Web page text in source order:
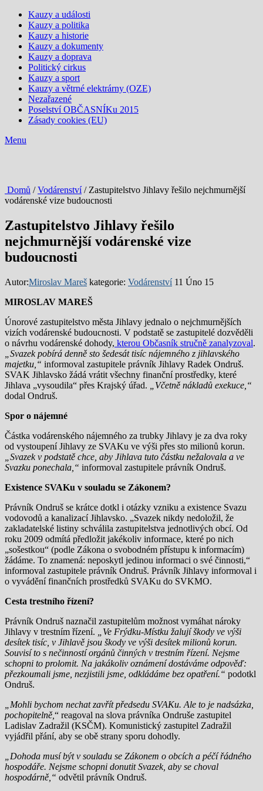
Kauzy a události
Kauzy a politika
Kauzy a historie
Kauzy a dokumenty
Kauzy a doprava
Politický cirkus
Kauzy a sport
Kauzy a větrné elektrárny (OZE)
Nezařazené
Poselství OBČASNÍKu 2015
Zásady cookies (EU)
Menu
Domů /Vodárenství/ Zastupitelstvo Jihlavy řešilo nejchmurnější
vodárenské vize budoucnosti
Zastupitelstvo Jihlavy řešilo
nejchmurnější vodárenské vize
budoucnosti
Autor:Miroslav Mareš kategorie: Vodárenství 11 Úno 15
MIROSLAV MAREŠ
Únorové zastupitelstvo města Jihlavy jednalo o nejchmurnějších
vizích vodárenské budoucnosti. V podstatě se zastupitelé dozvěděli
o návrhu vodárenské dohody, kterou Občasník stručně zanalyzoval.
„Svazek pobírá denně sto šedesát tisíc nájemného z jihlavského
majetku,“ informoval zastupitele právník Jihlavy Radek Ondruš.
SVAK Jihlavsko žádá vrátit všechny finanční prostředky, které
Jihlava „vysoudila“ přes Krajský úřad.
„Včetně nákladů exekuce,“
dodal Ondruš.
Spor o nájemné
Částka vodárenského nájemného za trubky Jihlavy je za dva roky
od vystoupení Jihlavy ze SVAKu ve výši přes sto milionů korun.
„Svazek v podstatě chce, aby Jihlava tuto částku nežalovala a ve
Svazku ponechala,“ informoval zastupitele právník Ondruš.
Existence SVAKu v souladu se Zákonem?
Právník Ondruš se krátce dotkl i otázky vzniku a existence Svazu
vodovodů a kanalizací Jihlavsko. „Svazek nikdy nedoložil, že
zakladatelské listiny schválila zastupitelstva jednotlivých obcí. Od
roku 2009 odmítá předložit jakékoliv informace, které po nich
„sošestkou“ (podle Zákona o svobodném přístupu k informacím)
žádáme. To znamená: neposkytl jedinou informaci o své činnosti,“
informoval zastupitele právník Ondruš. Právník Jihlavy informoval i
o vyvádění finančních prostředků SVAKu do SVKMO.
Cesta trestního řízení?
Právník Ondruš naznačil zastupitelům možnost vymáhat nároky
Jihlavy v trestním řízení.
„Ve Frýdku-Místku žalují škody ve výši
desítek tisíc, v Jihlavě jsou škody ve výši desítek milionů korun.
Souvisí to s nečinností orgánů činných v trestním řízení. Nejsme
schopni to prolomit. Na jakákoliv oznámení dostáváme odpověď:
přezkoumali jsme, nezjistili jsme, odkládáme bez opatření.“ podotkl
Ondruš.
„Mohli bychom nechat zavřít předsedu SVAKu. Ale to je nadsázka,
pochopitelně, “ reagoval na slova právníka Ondruše zastupitel
Ladislav Zadražil (KSČM). Komunistický zastupitel Zadražil
vyjádřil přání, aby se obě strany sporu dohodly.
„Dohoda musí být v souladu se Zákonem o obcích a péčí řádného
hospodáře. Nejsme schopni donutit Svazek, aby se choval
hospodárně,“ odvětil právník Ondruš.